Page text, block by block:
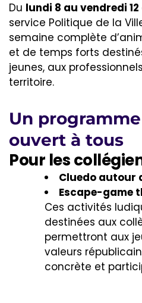
Du lundi 8 au vendredi
service Politique de la
semaine complète
et de temps forts
jeunes, aux
territoire.
Un
ouvert à tous
Pour les
Cluedo autour
Escape-game
Ces activités
destinées aux
permettront aux
valeurs
concrète et